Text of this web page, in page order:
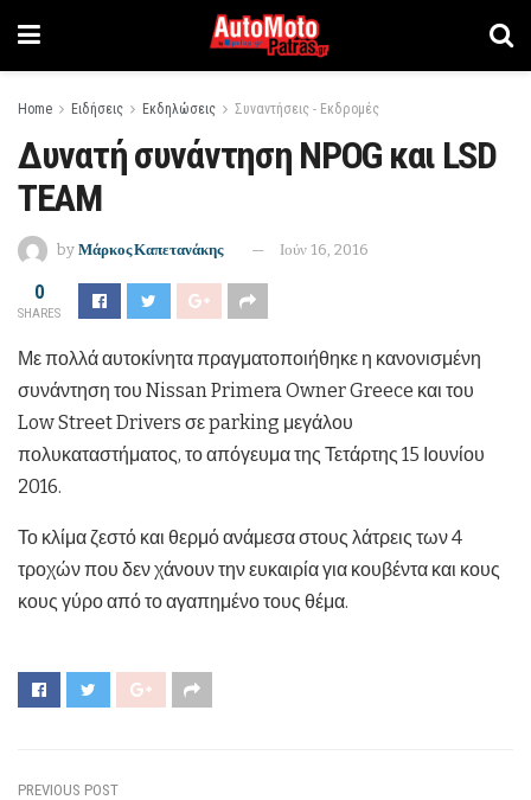
Home Ειδήσεις Εκδηλώσεις Συναντήσεις - Εκδρομές
Δυνατή συνάντηση NPOG και LSD
TEAM
by Μάρκος Καπετανάκης Ιούν 16, 2016
0
SHARES
Με πολλά αυτοκίνητα πραγματοποιήθηκε η κανονισμένη
συνάντηση του Nissan Primera Owner Greece και του
Low Street Drivers σε parking μεγάλου
πολυκαταστήματος, το απόγευμα της Τετάρτης 15 Ιουνίου
2016.
Το κλίμα ζεστό και θερμό ανάμεσα στους λάτρεις των 4
τροχών που δεν χάνουν την ευκαιρία για κουβέντα και κους
κους γύρο από το αγαπημένο τους θέμα.
PREVIOUS POST